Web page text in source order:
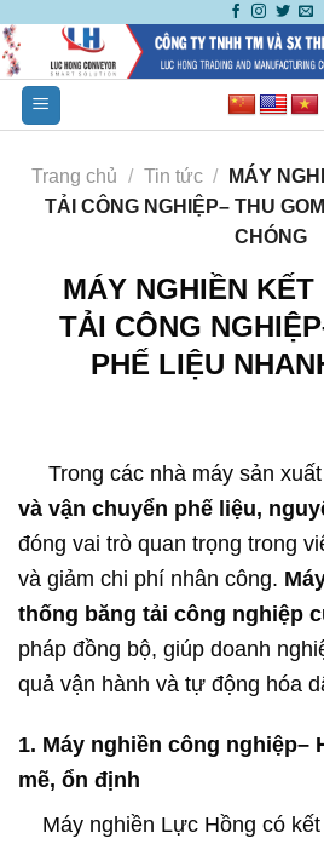
to
content
Trang chủ / Tin tức /
MÁY
TẢI CÔNG NGHIỆP– THU
CHÓNG
MÁY NGHIỀN
TẢI CÔNG
PHẾ LIỆU
Trong các nhà máy sản xuất
và vận chuyển phế liệu,
đóng vai trò quan trọng trong
và giảm chi phí nhân công.
thống băng tải công nghiệp
pháp đồng bộ, giúp doanh
quả vận hành và tự động hóa
1. Máy nghiền công nghiệp–
mẽ, ổn định
Máy nghiền Lực Hồng có kết